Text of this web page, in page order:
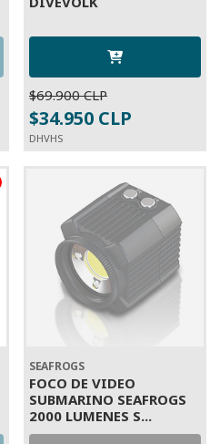
$69.900 CLP
$34.950 CLP
DHVHS
SEAFROGS
FOCO DE VIDEO
SUBMARINO SEAFROGS
2000 LUMENES S...